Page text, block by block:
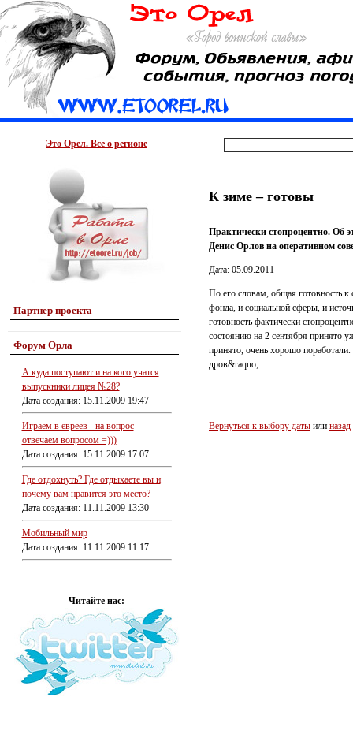
Это Орел. Все о регионе
Партнер проекта
Форум Орла
А куда поступают и на кого учатся
выпускники лицея №28?
Дата создания: 15.11.2009 19:47
Играем в евреев - на вопрос
отвечаем вопросом =)))
Дата создания: 15.11.2009 17:07
Где отдохнуть? Где отдыхаете вы и
почему вам нравится это место?
Дата создания: 11.11.2009 13:30
Мобильный мир
Дата создания: 11.11.2009 11:17
Читайте нас:
К зиме – готовы
Практически стопроцентно. Об
Денис Орлов на оперативном
Дата: 05.09.2011
По его словам, общая готовность к
фонда, и социальной сферы, и
готовность фактически
состоянию на 2 сентября принято
принято, очень хорошо поработали.
дров&raquo;.
Вернуться к выбору даты или назад